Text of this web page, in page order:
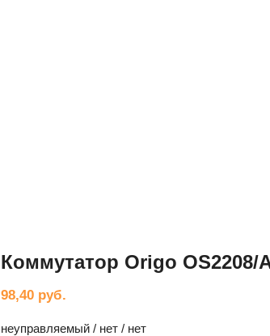
Коммутатор Origo OS2208/
98,40 руб.
неуправляемый / нет / нет